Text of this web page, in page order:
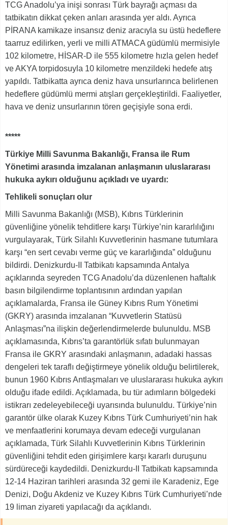
TCG Anadolu’ya inişi sonrası Türk bayrağı açması da
tatbikatın dikkat çeken anları arasında yer aldı. Ayrıca
PİRANA kamikaze insansız deniz aracıyla su üstü hedeflere
taarruz edilirken, yerli ve milli ATMACA güdümlü mermisiyle
102 kilometre, HİSAR-D ile 555 kilometre hızla gelen hedef
ve AKYA torpidosuyla 10 kilometre menzildeki hedefe atış
yapıldı. Tatbikatta ayrıca deniz hava unsurlarınca belirlenen
hedeflere güdümlü mermi atışları gerçekleştirildi. Faaliyetler,
hava ve deniz unsurlarının tören geçişiyle sona erdi.
*****
Türkiye Milli Savunma Bakanlığı, Fransa ile Rum
Yönetimi arasında imzalanan anlaşmanın uluslararası
hukuka aykırı olduğunu açıkladı ve uyardı:
Tehlikeli sonuçları olur
Milli Savunma Bakanlığı (MSB), Kıbrıs Türklerinin
güvenliğine yönelik tehditlere karşı Türkiye’nin kararlılığını
vurgulayarak, Türk Silahlı Kuvvetlerinin hasmane tutumlara
karşı “en sert cevabı verme güç ve kararlığında” olduğunu
bildirdi. Denizkurdu-II Tatbikatı kapsamında Antalya
açıklarında seyreden TCG Anadolu’da düzenlenen haftalık
basın bilgilendirme toplantısının ardından yapılan
açıklamalarda, Fransa ile Güney Kıbrıs Rum Yönetimi
(GKRY) arasında imzalanan “Kuvvetlerin Statüsü
Anlaşması”na ilişkin değerlendirmelerde bulunuldu. MSB
açıklamasında, Kıbrıs’ta garantörlük sıfatı bulunmayan
Fransa ile GKRY arasındaki anlaşmanın, adadaki hassas
dengeleri tek taraflı değiştirmeye yönelik olduğu belirtilerek,
bunun 1960 Kıbrıs Antlaşmaları ve uluslararası hukuka aykırı
olduğu ifade edildi. Açıklamada, bu tür adımların bölgedeki
istikrarı zedeleyebileceği uyarısında bulunuldu. Türkiye’nin
garantör ülke olarak Kuzey Kıbrıs Türk Cumhuriyeti’nin hak
ve menfaatlerini korumaya devam edeceği vurgulanan
açıklamada, Türk Silahlı Kuvvetlerinin Kıbrıs Türklerinin
güvenliğini tehdit eden girişimlere karşı kararlı duruşunu
sürdüreceği kaydedildi. Denizkurdu-II Tatbikatı kapsamında
12-14 Haziran tarihleri arasında 32 gemi ile Karadeniz, Ege
Denizi, Doğu Akdeniz ve Kuzey Kıbrıs Türk Cumhuriyeti’nde
19 liman ziyareti yapılacağı da açıklandı.